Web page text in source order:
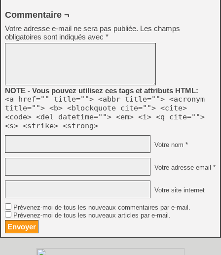
Commentaire ¬
Votre adresse e-mail ne sera pas publiée. Les champs
obligatoires sont indiqués avec *
NOTE - Vous pouvez utilisez ces tags et attributs HTML:
<a href="" title=""> <abbr title=""> <acronym
title=""> <b> <blockquote cite=""> <cite>
<code> <del datetime=""> <em> <i> <q cite="">
<s> <strike> <strong>
Votre nom *
Votre adresse email *
Votre site internet
Prévenez-moi de tous les nouveaux commentaires par e-mail.
Prévenez-moi de tous les nouveaux articles par e-mail.